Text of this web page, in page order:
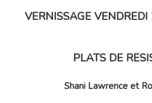
VERNISSAGE
PLATS DE
Shani Lawrence et